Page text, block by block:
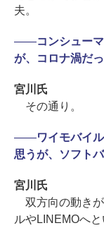
夫。
――コンシュー
が、コロナ渦だ
宮川氏
その通り。
――ワイモバイ
思うが、ソフト
宮川氏
双方向の動きが
ルやLINEMOへ